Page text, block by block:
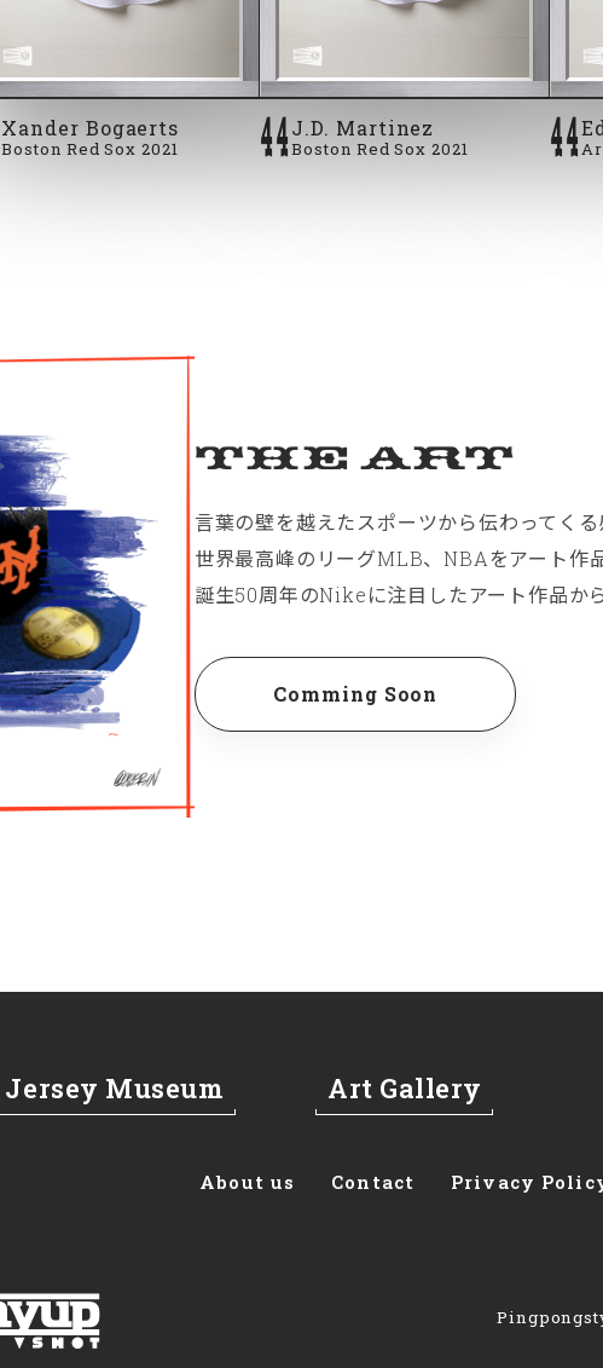
Xander Bogaerts
Boston Red Sox 2021 44J.D. Martinez
Boston Red Sox 2021 44
The Art
言葉の壁を越えたスポーツから伝わってくる
世界最高峰のリーグMLB、NBAをアート作
誕生50周年のNikeに注目したアート作品か
Comming Soon
Jersey Museum Art Gallery
About us Contact Privacy